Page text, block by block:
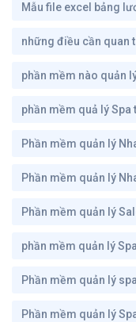
Mẫu file excel bảng
những điều cần quan
phần mềm nào quản
phần mềm quả lý Spa
Phần mềm quản lý
Phần mềm quản lý
Phần mềm quản lý
phần mềm quản lý Spa
Phần mềm quản lý
Phần mềm quản lý